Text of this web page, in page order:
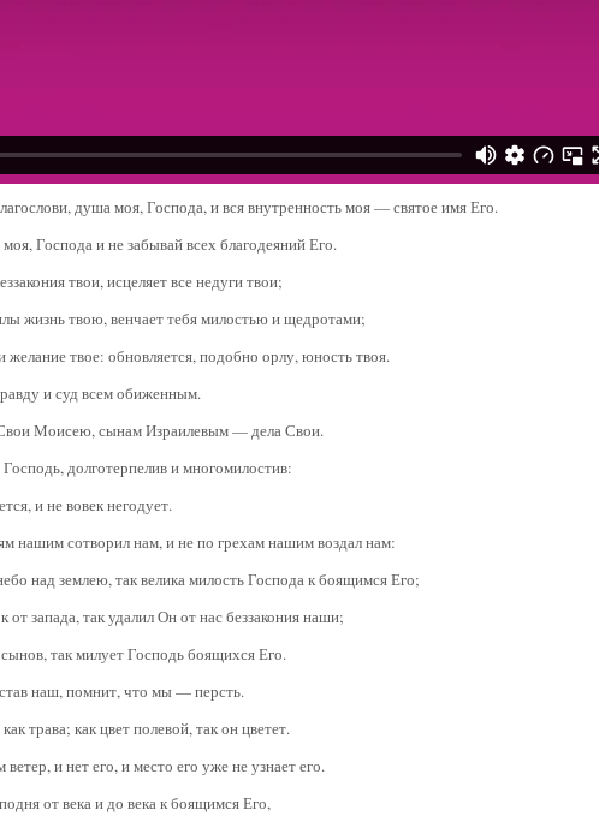
душа моя, Господа, и вся внутренность моя — святое имя Его.
Господа и не забывай всех благодеяний Его.
твои, исцеляет все недуги твои;
жизнь твою, венчает тебя милостью и щедротами;
желание твое: обновляется, подобно орлу, юность твоя.
и суд всем обиженным.
Моисею, сынам Израилевым — дела Свои.
долготерпелив и многомилостив:
и не вовек негодует.
нашим сотворил нам, и не по грехам нашим воздал нам:
над землею, так велика милость Господа к боящимся Его;
от запада, так удалил Он от нас беззакония наши;
так милует Господь боящихся Его.
наш, помнит, что мы — персть.
трава; как цвет полевой, так он цветет.
и нет его, и место его уже не узнает его.
от века и до века к боящимся Его,